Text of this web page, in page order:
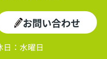
お問い合わせ
： 水曜日